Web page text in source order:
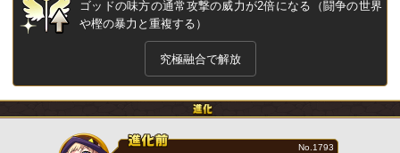
ゴッドの味方の通常攻撃の威力が2倍になる（闘争の世界
や樫の暴力と重複する）
究極融合で解放
No.1793